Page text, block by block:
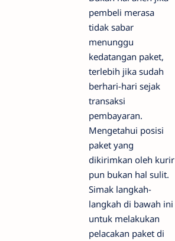
pembeli merasa
tidak sabar
menunggu
kedatangan paket,
terlebih jika sudah
berhari-hari sejak
transaksi
pembayaran.
Mengetahui posisi
paket yang
dikirimkan oleh kurir
pun bukan hal sulit.
Simak langkah-
langkah di bawah ini
untuk melakukan
pelacakan paket di